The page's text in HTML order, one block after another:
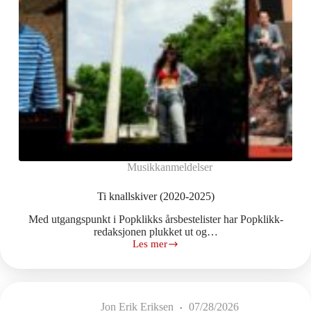
Musikkanmeldelser
Ti knallskiver (2020-2025)
Med utgangspunkt i Popklikks årsbestelister har Popklikk-
redaksjonen plukket ut og…
Les mer
Ti
Jon Erik Eriksen 07/28/2026